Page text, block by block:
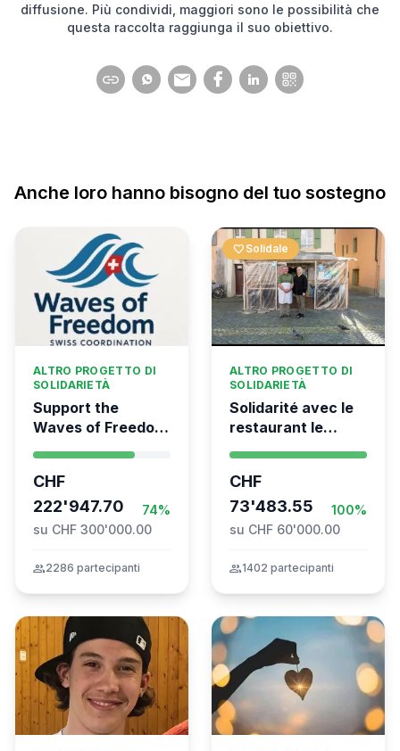
diffusione. Più condividi, maggiori sono le possibilità che
questa raccolta raggiunga il suo obiettivo.
Anche loro hanno bisogno del tuo sostegno
ALTRO PROGETTO DI
SOLIDARIETÀ
Support the
Waves of Freedom
the Global
Movement to Gaza
CHF
222'947.70
74%
su CHF 300'000.00
group2286 partecipanti
favorite Solidale
ALTRO PROGETTO DI
SOLIDARIETÀ
Solidarité avec le
restaurant le
CHF
73'483.55
100%
su CHF 60'000.00
group1402 partecipanti